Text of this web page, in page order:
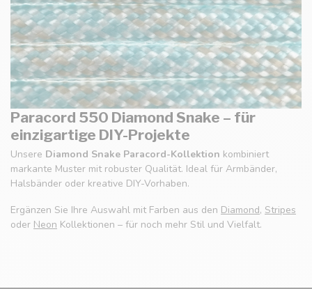
Paracord 550 Diamond Snake – für
einzigartige DIY-Projekte
Unsere Diamond Snake Paracord-Kollektion kombiniert
markante Muster mit robuster Qualität. Ideal für Armbänder,
Halsbänder oder kreative DIY-Vorhaben.
Ergänzen Sie Ihre Auswahl mit Farben aus den Diamond, Stripes
oder Neon Kollektionen – für noch mehr Stil und Vielfalt.